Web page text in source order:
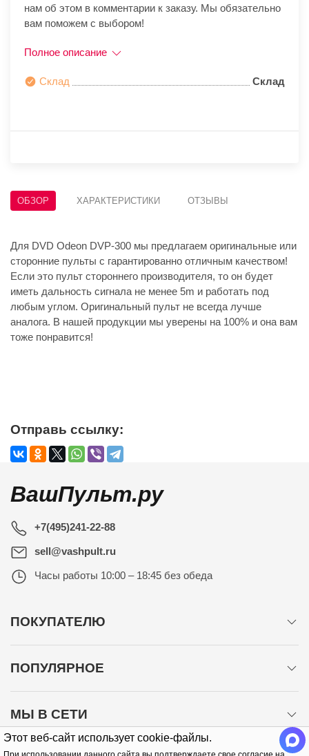
Этот веб-сайт использует cookie-файлы.
нам об этом в комментарии к заказу. Мы обязательно
вам поможем с выбором!
Полное описание
Склад Склад
ОБЗОР ХАРАКТЕРИСТИКИ ОТЗЫВЫ
Для DVD Odeon DVP-300 мы предлагаем оригинальные или
сторонние пульты с гарантированно отличным качеством!
Если это пульт стороннего производителя, то он будет
иметь дальность сигнала не менее 5m и работать под
любым углом. Оригинальный пульт не всегда лучше
аналога. В нашей продукции мы уверены на 100% и она вам
тоже понравится!
Отправь ссылку:
ВашПульт.ру
+7(495)241-22-88
sell@vashpult.ru
Часы работы 10:00 – 18:45 без обеда
ПОКУПАТЕЛЮ
ПОПУЛЯРНОЕ
МЫ В СЕТИ